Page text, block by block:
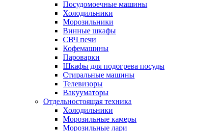
Посудомоечные машины
Холодильники
Морозильники
Винные шкафы
СВЧ печи
Кофемашины
Пароварки
Шкафы для подогрева посуды
Стиральные машины
Телевизоры
Вакууматоры
Отдельностоящая техника
Холодильники
Морозильные камеры
Морозильные лари